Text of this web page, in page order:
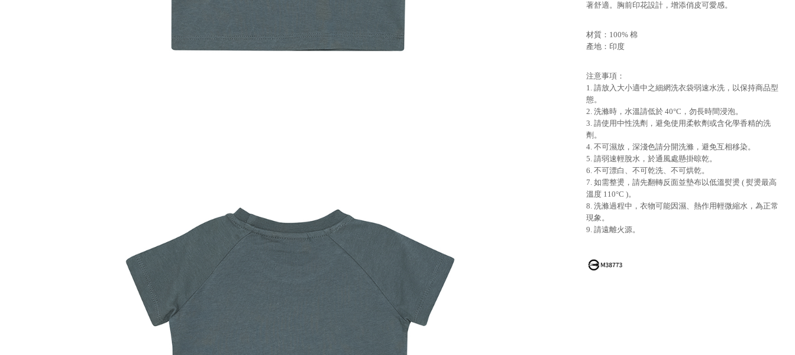
著舒適。胸前印花設計，增添俏皮可愛感。
材質：100% 棉
產地：印度
注意事項：
1. 請放入大小適中之細網洗衣袋弱速水洗，以保持商品型
態。
2. 洗滌時，水溫請低於 40°C，勿長時間浸泡。
3. 請使用中性洗劑，避免使用柔軟劑或含化學香精的洗
劑。
4. 不可濕放，深淺色請分開洗滌，避免互相移染。
5. 請弱速輕脫水，於通風處懸掛晾乾。
6. 不可漂白、不可乾洗、不可烘乾。
7. 如需整燙，請先翻轉反面並墊布以低溫熨燙 ( 熨燙最高
溫度 110°C )。
8. 洗滌過程中，衣物可能因濕、熱作用輕微縮水，為正常
現象。
9. 請遠離火源。